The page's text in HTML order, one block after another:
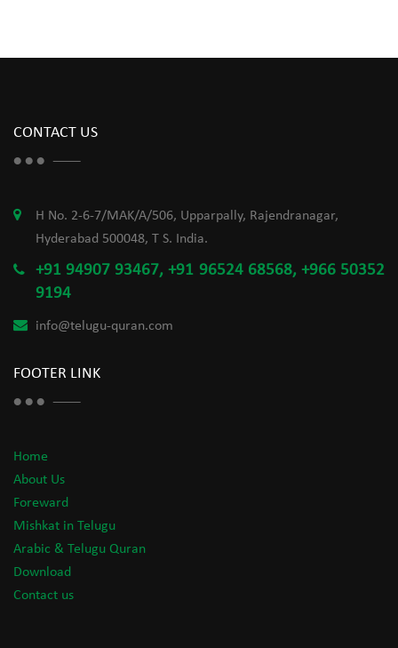
CONTACT US
H No. 2-6-7/MAK/A/506, Upparpally, Rajendranagar,
Hyderabad 500048, T S. India.
+91 94907 93467, +91 96524 68568, +966 50352
9194
info@telugu-quran.com
FOOTER LINK
Home
About Us
Foreward
Mishkat in Telugu
Arabic & Telugu Quran
Download
Contact us